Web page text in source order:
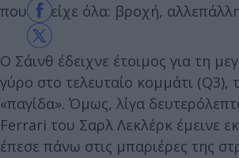
που τα είχε όλα: βροχή,
Ο Σάινθ έδειχνε έτοιμος για τη
γύρο στο τελευταίο κομμάτι
«παγίδα». Όμως, λίγα
Ferrari του Σαρλ Λεκλέρκ έμεινε
έπεσε πάνω στις μπαριέρες της